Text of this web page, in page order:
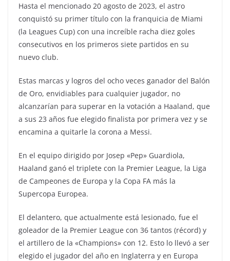
Hasta el mencionado 20 agosto de 2023, el astro
conquistó su primer título con la franquicia de Miami
(la Leagues Cup) con una increíble racha diez goles
consecutivos en los primeros siete partidos en su
nuevo club.
Estas marcas y logros del ocho veces ganador del Balón
de Oro, envidiables para cualquier jugador, no
alcanzarían para superar en la votación a Haaland, que
a sus 23 años fue elegido finalista por primera vez y se
encamina a quitarle la corona a Messi.
En el equipo dirigido por Josep «Pep» Guardiola,
Haaland ganó el triplete con la Premier League, la Liga
de Campeones de Europa y la Copa FA más la
Supercopa Europea.
El delantero, que actualmente está lesionado, fue el
goleador de la Premier League con 36 tantos (récord) y
el artillero de la «Champions» con 12. Esto lo llevó a ser
elegido el jugador del año en Inglaterra y en Europa